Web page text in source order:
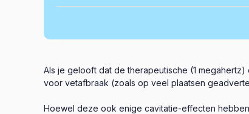
Als je gelooft dat de therapeutische (1
voor vetafbraak (zoals op veel plaatsen
Hoewel deze ook enige cavitatie-effecten